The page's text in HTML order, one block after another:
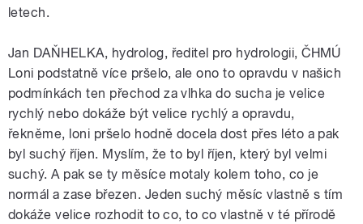
letech.
Jan DAŇHELKA, hydrolog, ředitel pro hydrologii, ČHMÚ
Loni podstatně více pršelo, ale ono to opravdu v našich
podmínkách ten přechod za vlhka do sucha je velice
rychlý nebo dokáže být velice rychlý a opravdu,
řekněme, loni pršelo hodně docela dost přes léto a pak
byl suchý říjen. Myslím, že to byl říjen, který byl velmi
suchý. A pak se ty měsíce motaly kolem toho, co je
normál a zase březen. Jeden suchý měsíc vlastně s tím
dokáže velice rozhodit to co, to co vlastně v té přírodě